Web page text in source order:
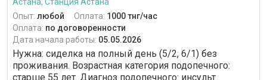
Астана, Станция Астана
Опыт: любой Оплата: 1000 тнг/час
Оплата: по договоренности
Дата начала работы: 05.05.2026
Нужна: сиделка на полный день (5/2, 6/1) без
проживания. Возрастная категория подопечного:
cтарше 55 лет. Диагноз подопечного: инсульт